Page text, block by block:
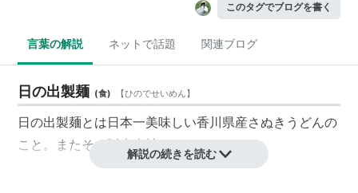
このタグでブログを書く
言葉の解説 ネットで話題 関連ブログ
日の出製麺 (食) 【ひのでせいめん】
日の出製麺とは日本一美味しい香川県産さぬきうどんの
こと。またその販売会社。
解説の続きを読む